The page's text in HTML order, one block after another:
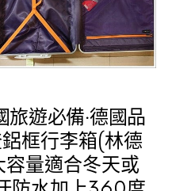
旅遊必備‧德國品
框行李箱(林德
量適合冬天或